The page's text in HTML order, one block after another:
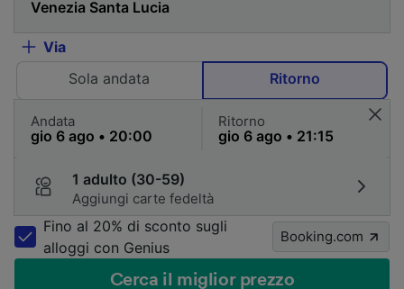
Via
Sola andata
Ritorno
Andata Ritorno
1 adulto (30-59)
Aggiungi carte fedeltà
Fino al 20% di sconto sugli
alloggi con Genius
Booking.com
Cerca il miglior prezzo